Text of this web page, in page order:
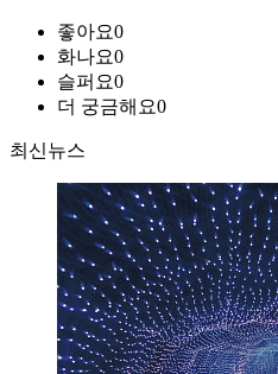
좋아요0
화나요0
슬퍼요0
더 궁금해요0
최신뉴스